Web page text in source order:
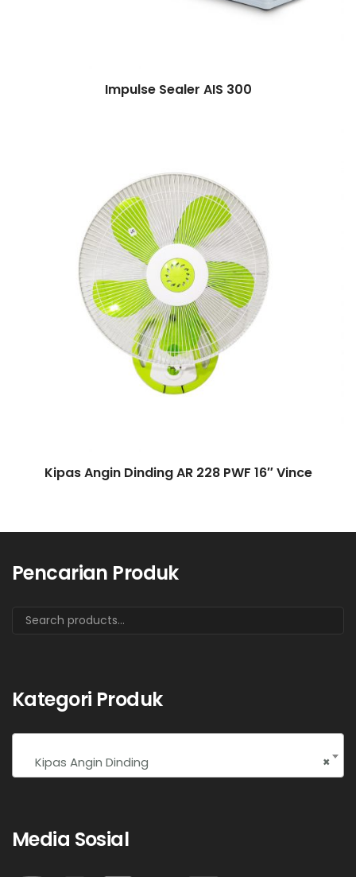
Impulse Sealer AIS 300
Kipas Angin Dinding AR 228 PWF 16″ Vince
Pencarian Produk
Kategori Produk
×
Kipas Angin Dinding
Media Sosial